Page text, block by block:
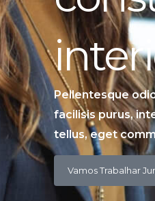
Pellentesque
facilisis purus,
tellus, eget
Vamos Trabalhar